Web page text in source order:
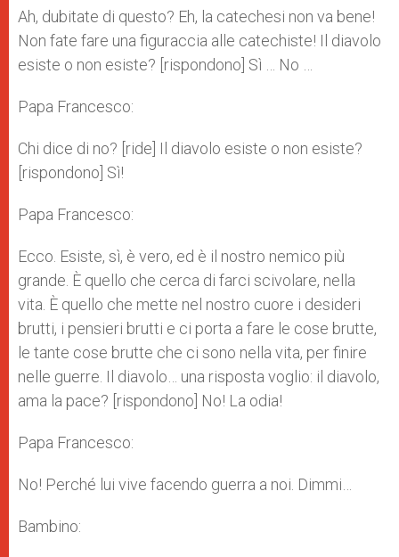
Ah, dubitate di questo? Eh, la catechesi non va bene!
Non fate fare una figuraccia alle catechiste! Il diavolo
esiste o non esiste? [rispondono] Sì … No …
Papa Francesco:
Chi dice di no? [ride] Il diavolo esiste o non esiste?
[rispondono] Sì!
Papa Francesco:
Ecco. Esiste, sì, è vero, ed è il nostro nemico più
grande. È quello che cerca di farci scivolare, nella
vita. È quello che mette nel nostro cuore i desideri
brutti, i pensieri brutti e ci porta a fare le cose brutte,
le tante cose brutte che ci sono nella vita, per finire
nelle guerre. Il diavolo… una risposta voglio: il diavolo,
ama la pace? [rispondono] No! La odia!
Papa Francesco:
No! Perché lui vive facendo guerra a noi. Dimmi…
Bambino: